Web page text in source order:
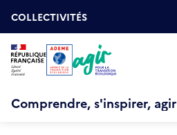
auOUVRIR
LE
MENU
ESPACE
COLLECTIVITÉS
Comprendre, s'inspirer, agir